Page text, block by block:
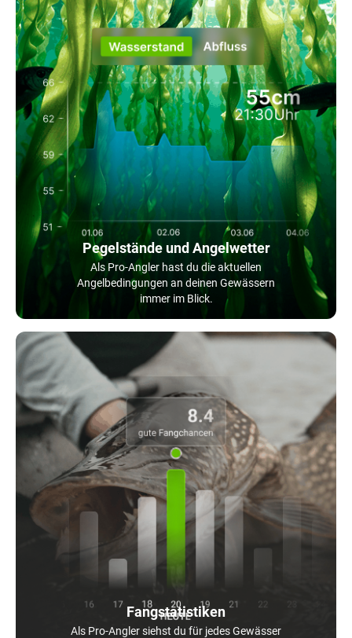
Pegelstände und Angelwetter
Als Pro-Angler hast du die aktuellen
Angelbedingungen an deinen Gewässern
immer im Blick.
Fangstatistiken
Als Pro-Angler siehst du für jedes Gewässer